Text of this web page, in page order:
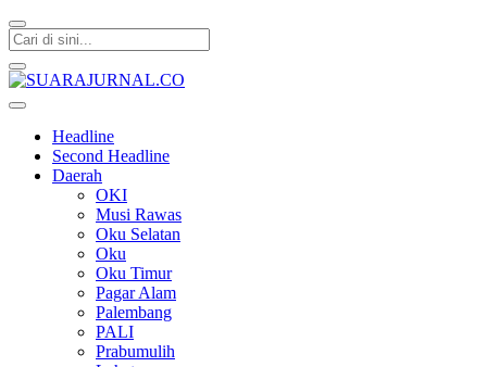
Headline
Second Headline
Daerah
OKI
Musi Rawas
Oku Selatan
Oku
Oku Timur
Pagar Alam
Palembang
PALI
Prabumulih